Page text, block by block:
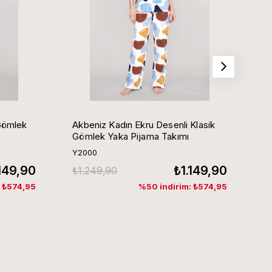
Akbeniz Kadın Ekru Desenli Klasik
Gömlek Yaka Pijama Takımı
Y2000
₺1.149,90
₺1.249,90
%50 indirim: ₺574,95